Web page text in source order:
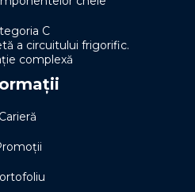
C
a circuitului frigorific.
complexă
Carieră